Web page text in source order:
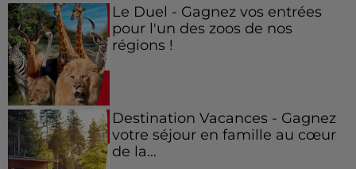
Le Duel - Gagnez vos entrées
pour l'un des zoos de nos
régions !
Destination Vacances - Gagnez
votre séjour en famille au cœur
de la...